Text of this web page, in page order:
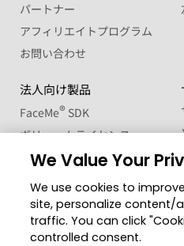
パートナー
アフィリエイトプログラム
お問い合わせ
法人向け製品
FaceMe® SDK
ボリュームライセンス
学生・教職員向け優待販売
コミュニティー
CyberLink メンバーサイト
ブログ
We Value Your
We use cookies to
site, personalize content/
traffic. You can click
controlled consent.